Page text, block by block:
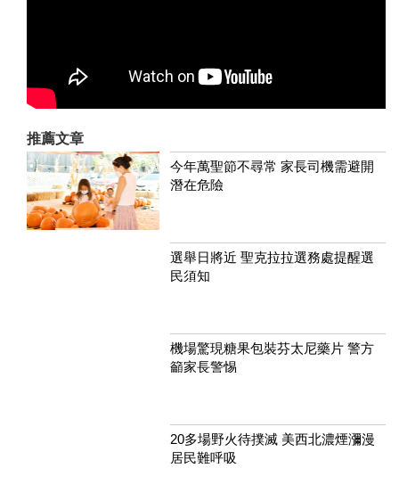
推薦文章
今年萬聖節不尋常 家長司機需避開
潛在危險
選舉日將近 聖克拉拉選務處提醒選
民須知
機場驚現糖果包裝芬太尼藥片 警方
籲家長警惕
20多場野火待撲滅 美西北濃煙瀰漫
居民難呼吸